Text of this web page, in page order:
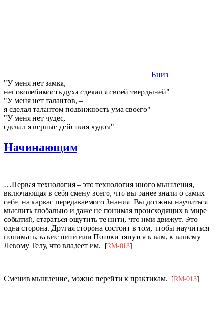
Вниз
"У меня нет замка, –
непоколебимость духа сделал я своей твердыней"
"У меня нет талантов, –
я сделал талантом подвижность ума своего"
"У меня нет чудес, –
сделал я верные действия чудом"
Начинающим
…Первая технология – это технология иного мышления,
включающая в себя смену всего, что вы ранее знали о самих
себе, на каркас передаваемого Знания. Вы должны научиться
мыслить глобально и даже не понимая происходящих в мире
событий, стараться ощутить те нити, что ими движут. Это
одна сторона. Другая сторона состоит в том, чтобы научиться
понимать, какие нити или Потоки тянутся к вам, к вашему
Левому Телу, что владеет им.
[RM-013]
Сменив мышление, можно перейти к практикам. [RM-013]